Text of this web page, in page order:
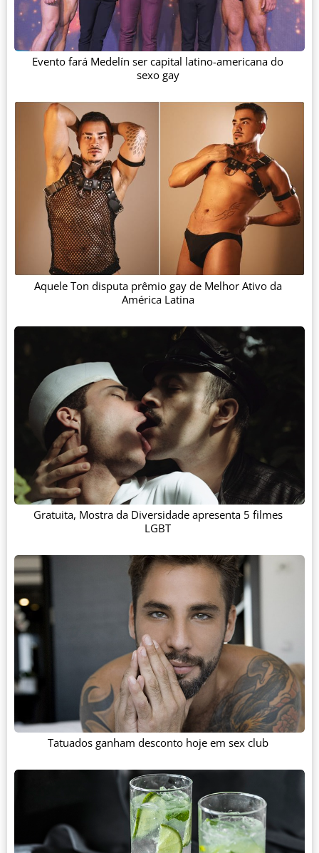
Evento fará Medelín ser capital latino-americana do
sexo gay
Aquele Ton disputa prêmio gay de Melhor Ativo da
América Latina
Gratuita, Mostra da Diversidade apresenta 5 filmes
LGBT
Tatuados ganham desconto hoje em sex club